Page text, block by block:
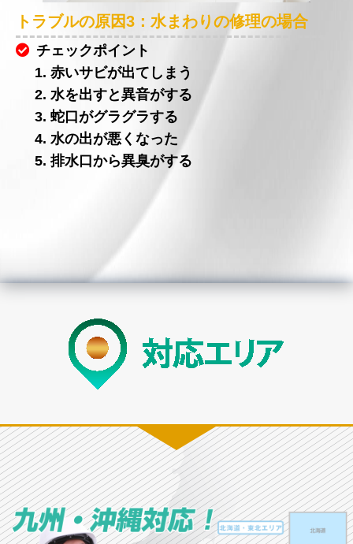
トラブルの原因3：水まわりの修理の場合
チェックポイント
1. 赤いサビが出てしまう
2. 水を出すと異音がする
3. 蛇口がグラグラする
4. 水の出が悪くなった
5. 排水口から異臭がする